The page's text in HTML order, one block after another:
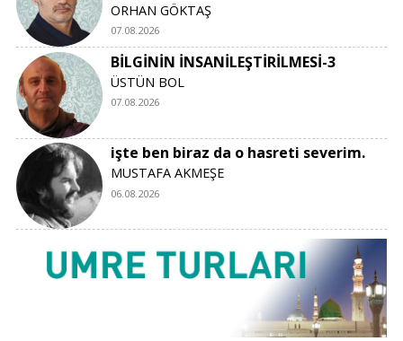
ORHAN GÖKTAŞ
07.08.2026
BİLGİNİN İNSANİLEŞTİRİLMESİ-3
ÜSTÜN BOL
07.08.2026
işte ben biraz da o hasreti severim.
MUSTAFA AKMEŞE
06.08.2026